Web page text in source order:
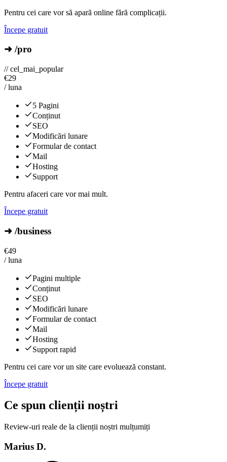
Pentru cei care vor să apară online fără complicații.
Începe gratuit
➜ /pro
// cel_mai_popular
€29
/ luna
5 Pagini
Conținut
SEO
Modificări lunare
Formular de contact
Mail
Hosting
Support
Pentru afaceri care vor mai mult.
Începe gratuit
➜ /business
€49
/ luna
Pagini multiple
Conținut
SEO
Modificări lunare
Formular de contact
Mail
Hosting
Support rapid
Pentru cei care vor un site care evoluează constant.
Începe gratuit
Ce spun clienții noștri
Review-uri reale de la clienții noștri mulțumiți
Marius D.